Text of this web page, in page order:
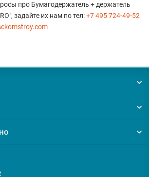
про Бумагодержатель + держатель
задайте их нам по тел:+7 495 724-49-52